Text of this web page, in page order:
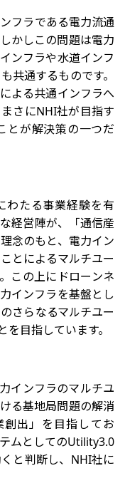
フラである電力流通
かしこの問題は電力
ンフラや水道インフ
共通するものです。
よる共通インフラへ
さにNHI社が目指す
とが解決策の一つだ
わたる事業経験を有
経営陣が、「通信産
念のもと、電力イン
とによるマルチユー
この上にドローンネ
インフラを基盤とし
さらなるマルチユー
目指しています。
インフラのマルチユ
る基地局問題の解消
創出」を目指してお
ムとしてのUtility3.0
と判断し、NHI社に